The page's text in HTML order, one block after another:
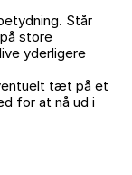
Står
store
yderligere
tæt på et
for at nå ud i